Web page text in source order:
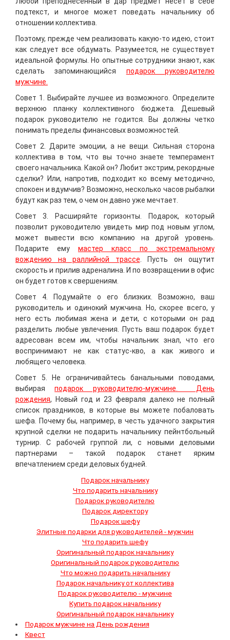
подтекст, и многое может поведать начальнику об
отношении коллектива.
Поэтому, прежде чем реализовать какую-то идею, стоит
как следует все обдумать. Разумеется, не существует
идеальной формулы. Но опытные сотрудники знают, как
сделать запоминающийся подарок руководителю
мужчине.
Совет 1. Выбирайте лучшее из возможного. Определите
верхнюю планку коллективного бюджета. Дешевый
подарок руководителю не годится. Вы должны четко
понимать пределы финансовых возможностей.
Совет 2. Дарите эмоции, а не вещи. Сильная сторона
коллектива в том, что вы точно знаете темперамент
своего начальника. Какой он? Любит экстрим, рекордные
сделки? Или, напротив, подходит ко всему методично,
спокоен и вдумчив? Возможно, несколько часов рыбалки
будут как раз тем, о чем он давно уже мечтает.
Совет 3. Расширяйте горизонты. Подарок, который
позволит руководителю увидеть мир под новым углом,
может вывести всю компанию на другой уровень.
Подарите ему мастер класс по экстремальному
вождению на раллийной трассе. Пусть он ощутит
скорость и прилив адреналина. И по возвращении в офис
он будет готов к свершениям.
Совет 4. Подумайте о его близких. Возможно, ваш
руководитель и одинокий мужчина. Но, скорее всего, у
него есть любимая жена и дети, с которыми он рад
разделить любые увлечения. Пусть ваш подарок будет
адресован всем им, чтобы начальник знал, что его
воспринимают не как статус-кво, а как живого и
любящего человека.
Совет 5. Не ограничивайтесь банальными поводами,
выбираяподарок руководителю-мужчине. День
рождения, Новый год и 23 февраля далеко не полный
список праздников, в которые вы можете побаловать
шефа. Почему бы, например, в честь удачного закрытия
крупной сделки не подарить начальнику пейнтбольный
турнир. С рабочей группой ли, с новыми деловыми
партнерами – такой подарок станет ярким
впечатлением среди деловых будней.
Подарок начальнику
Что подарить начальнику
Подарок руководителю
Подарок директору
Подарок шефу
Элитные подарки для руководителей - мужчин
Что подарить шефу
Оригинальный подарок начальнику
Оригинальный подарок руководителю
Что можно подарить начальнику
Подарок начальнику от коллектива
Подарок руководителю - мужчине
Купить подарок начальнику
Оригинальный подарок начальнику
Подарок мужчине на День рождения
Квест